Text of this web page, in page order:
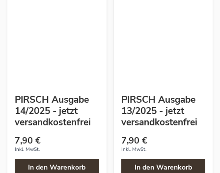
PIRSCH Ausgabe
14/2025 - jetzt
versandkostenfrei
7,90 €
Inkl. MwSt.
In den Warenkorb
PIRSCH Ausgabe
13/2025 - jetzt
versandkostenfrei
7,90 €
Inkl. MwSt.
In den Warenkorb